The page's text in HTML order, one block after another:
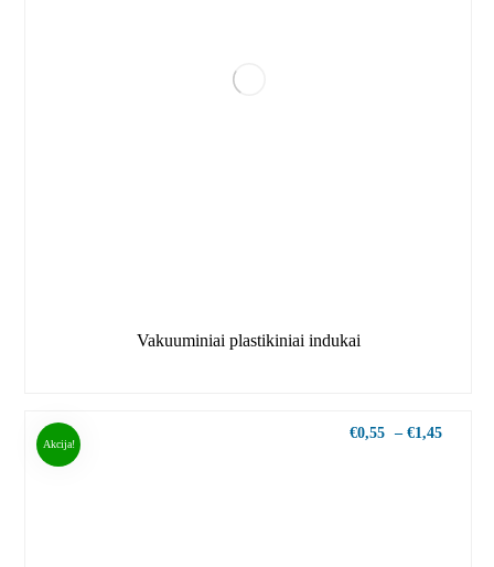
Vakuuminiai plastikiniai indukai
Akcija!
€0,55 – €1,45